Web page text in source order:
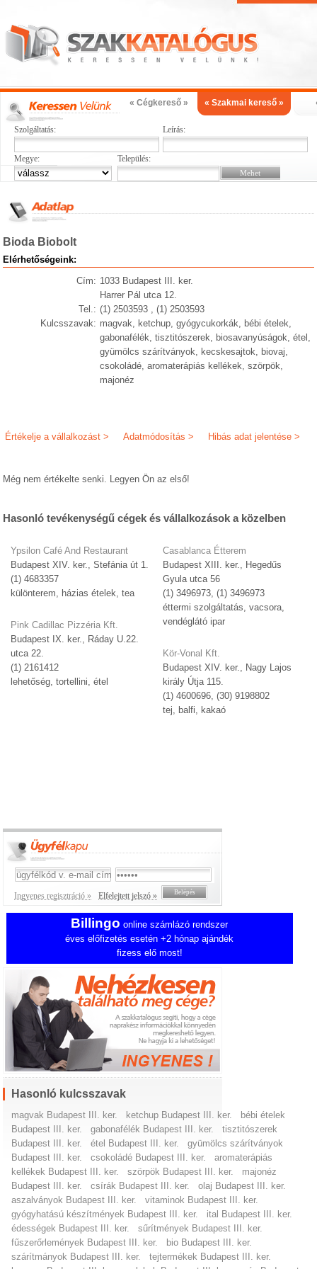
« Cégkereső » « Szakmai kereső »
Szolgáltatás: Leírás:
Megye: Település:
Bioda Biobolt
Elérhetőségeink:
Cím: 1033 Budapest III. ker.
Harrer Pál utca 12.
Tel.: (1) 2503593 , (1) 2503593
Kulcsszavak: magvak, ketchup, gyógycukorkák, bébi ételek,
gabonafélék, tisztitószerek, biosavanyúságok, étel,
gyümölcs szárítványok, kecskesajtok, biovaj,
csokoládé, aromaterápiás kellékek, szörpök,
majonéz
Hibás adat jelentése >
Adatmódosítás >
Értékelje a vállalkozást >
Még nem értékelte senki. Legyen Ön az első!
Hasonló tevékenységű cégek és vállalkozások a közelben
Ypsilon Café And Restaurant
Budapest XIV. ker., Stefánia út 1.
(1) 4683357
különterem, házias ételek, tea
Pink Cadillac Pizzéria Kft.
Budapest IX. ker., Ráday U.22.
utca 22.
(1) 2161412
lehetőség, tortellini, étel
Casablanca Étterem
Budapest XIII. ker., Hegedűs
Gyula utca 56
(1) 3496973, (1) 3496973
éttermi szolgáltatás, vacsora,
vendéglátó ipar
Kör-Vonal Kft.
Budapest XIV. ker., Nagy Lajos
király Útja 115.
(1) 4600696, (30) 9198802
tej, balfi, kakaó
Ingyenes regisztráció » Elfelejtett jelszó »
Billingo online számlázó rendszer
éves előfizetés esetén +2 hónap ajándék
fizess elő most!
Hasonló kulcsszavak
magvak Budapest III. ker. ketchup Budapest III. ker.
bébi ételek
Budapest III. ker.
gabonafélék Budapest III. ker.
tisztitószerek
Budapest III. ker.
étel Budapest III. ker.
gyümölcs szárítványok
Budapest III. ker.
csokoládé Budapest III. ker.
aromaterápiás
kellékek Budapest III. ker.
szörpök Budapest III. ker.
majonéz
Budapest III. ker.
csírák Budapest III. ker.
olaj Budapest III. ker.
aszalványok Budapest III. ker.
vitaminok Budapest III. ker.
gyógyhatású készítmények Budapest III. ker.
ital Budapest III. ker.
édességek Budapest III. ker.
sűrítmények Budapest III. ker.
fűszerőrlemények Budapest III. ker.
bio Budapest III. ker.
szárítmányok Budapest III. ker.
tejtermékek Budapest III. ker.